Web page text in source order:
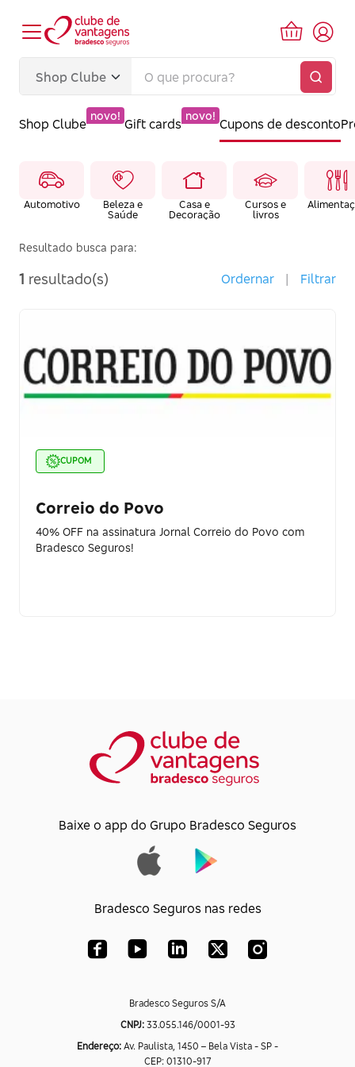
Shop Clube
novo!
Gift cards
novo!
Cupons de desconto
Automotivo
Beleza e
Saúde
Casa e
Decoração
Cursos e
livros
Resultado busca para:
1 resultado(s) Ordernar | Filtrar
CUPOM
Correio do Povo
40% OFF na assinatura Jornal Correio do Povo com
Bradesco Seguros!
Baixe o app do Grupo Bradesco Seguros
Bradesco Seguros nas redes
Bradesco Seguros S/A
CNPJ:33.055.146/0001-93
Endereço: Av. Paulista, 1450 – Bela Vista - SP -
CEP: 01310-917